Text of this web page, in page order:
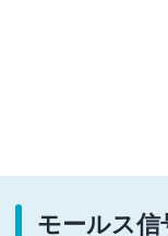
モールス